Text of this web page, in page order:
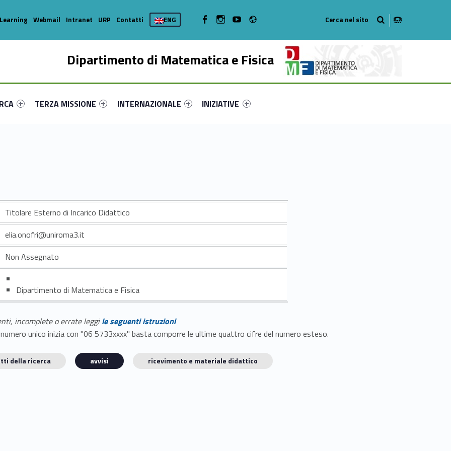
Dipartimento di Matematica e Fisica
primary-69972-16
#link-menu-primary-10345-35
Link identifier #link-menu-primary-48612-44
TERZA MISSIONE
Link identifier #link-menu-primary-21846-53
INTERNAZIONALE
Link identifier #link-menu-primary-68804-62
INIZIATIVE
Webmail Intranet URP Contatti ENG WebMan on FacebookWebMan on Instagram
WebMan on Youtube
Titolare Esterno di Incarico Didattico
elia.onofri@uniroma3.it
Non Assegnato
Dipartimento di Matematica e Fisica
incomplete o errate leggile seguenti istruzioni
unico inizia con "06 5733xxxx" basta comporre le ultime quattro cifre del numero esteso.
della ricerca avvisi ricevimento e materiale didattico